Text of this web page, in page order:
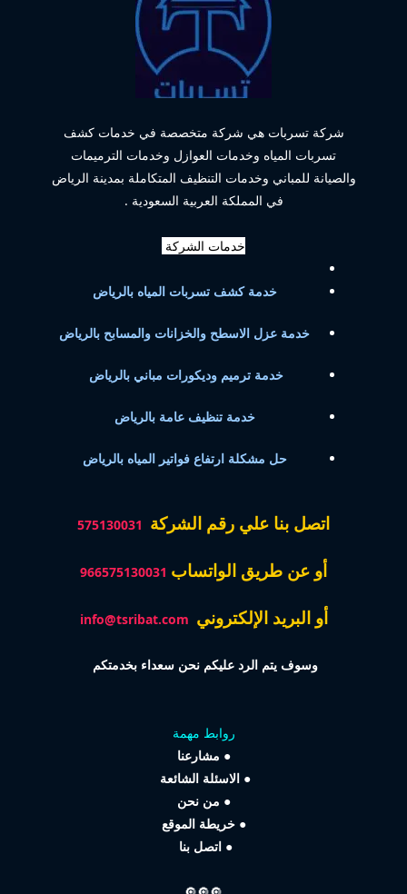
شركة تسربات هي شركة متخصصة في خدمات كشف
تسربات المياه وخدمات العوازل وخدمات الترميمات
والصيانة للمباني وخدمات التنظيف المتكاملة بمدينة الرياض
في المملكة العربية السعودية .
خدمات الشركة
خدمة كشف تسربات المياه بالرياض
خدمة عزل الاسطح والخزانات والمسابح بالرياض
خدمة ترميم وديكورات مباني بالرياض
خدمة تنظيف عامة بالرياض
حل مشكلة ارتفاع فواتير المياه بالرياض
اتصل بنا علي رقم الشركة 575130031
أو عن طريق الواتساب 966575130031
أو البريد الإلكتروني info@tsribat.com
وسوف يتم الرد عليكم نحن سعداء بخدمتكم
روابط مهمة
● مشارعنا
● الاسئلة الشائعة
● من نحن
●خريطة الموقع
●اتصل بنا